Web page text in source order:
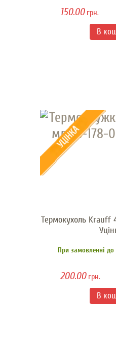
150.00грн.
Термокухоль Krauff
При замовленні до
200.00грн.